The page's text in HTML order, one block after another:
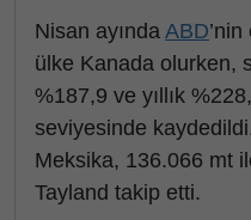
Nisan ayında ABD
ülke Kanada olurken,
%187,9 ve yıllık
seviyesinde
Meksika, 136.066 mt
Tayland takip etti.